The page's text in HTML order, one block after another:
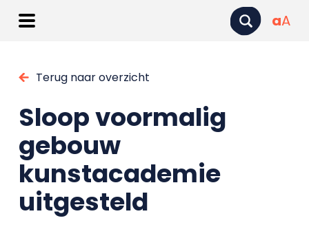
aA
Terug naar overzicht
Sloop voormalig
gebouw
kunstacademie
uitgesteld